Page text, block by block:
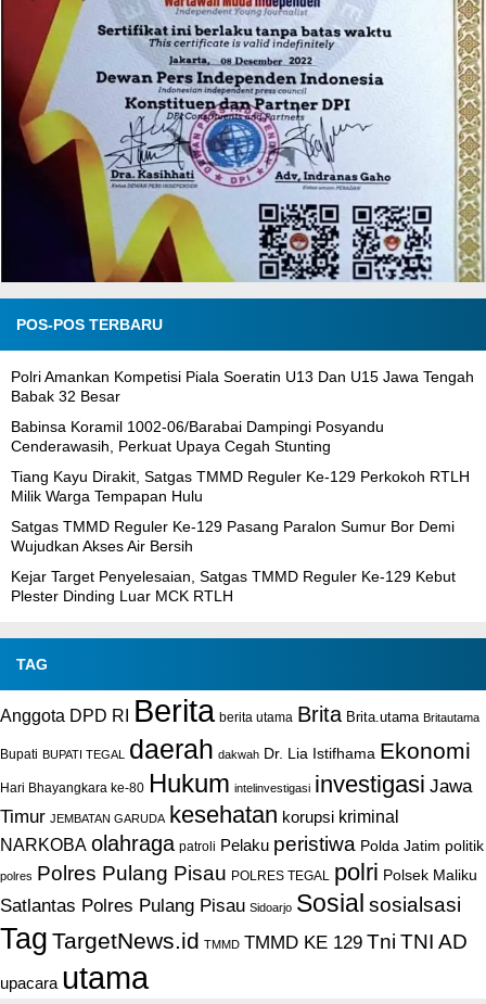
POS-POS TERBARU
Polri Amankan Kompetisi Piala Soeratin U13 Dan U15 Jawa Tengah
Babak 32 Besar
Babinsa Koramil 1002-06/Barabai Dampingi Posyandu
Cenderawasih, Perkuat Upaya Cegah Stunting
Tiang Kayu Dirakit, Satgas TMMD Reguler Ke-129 Perkokoh RTLH
Milik Warga Tempapan Hulu
Satgas TMMD Reguler Ke-129 Pasang Paralon Sumur Bor Demi
Wujudkan Akses Air Bersih
Kejar Target Penyelesaian, Satgas TMMD Reguler Ke-129 Kebut
Plester Dinding Luar MCK RTLH
TAG
Anggota DPD RI Berita berita utama Brita Brita.utama Britautama
Bupati BUPATI TEGAL daerah dakwah Dr. Lia Istifhama Ekonomi
Hari Bhayangkara ke-80 Hukum intelinvestigasi investigasi Jawa
Timur JEMBATAN GARUDA kesehatan korupsi kriminal
NARKOBA olahraga patroli Pelaku peristiwa Polda Jatim politik
polres Polres Pulang Pisau POLRES TEGAL polri Polsek Maliku
Satlantas Polres Pulang Pisau Sidoarjo Sosial sosialsasi
Tag TargetNews.id TMMD TMMD KE 129 Tni TNI AD
upacara utama